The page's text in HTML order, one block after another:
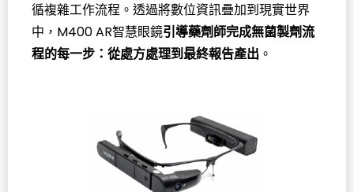
循複雜工作流程。透過將數位資訊疊加到現實世界
中，M400 AR智慧眼鏡引導藥劑師完成無菌製劑流
程的每一步：從處方處理到最終報告產出 。